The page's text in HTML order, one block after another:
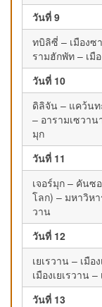
วันที่ 9
ทบิลิซี่ – เมือง
รามฮักพัท – เมื
วันที่ 10
ดิลิจัน – แคว้นท
– อารามเซวาน
มุก
วันที่ 11
เจอร์มุก – คันซ
โลก) – มหาวิหา
วาน
วันที่ 12
เยเรวาน – เมื
เมืองเยเรวาน
วันที่ 13